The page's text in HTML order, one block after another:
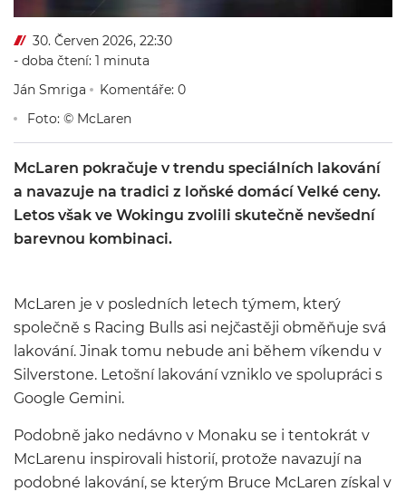
30. Červen 2026, 22:30
- doba čtení: 1 minuta
Ján Smriga
Komentáře: 0
Foto: © McLaren
McLaren pokračuje v trendu speciálních lakování
a navazuje na tradici z loňské domácí Velké ceny.
Letos však ve Wokingu zvolili skutečně nevšední
barevnou kombinaci.
McLaren je v posledních letech týmem, který
společně s Racing Bulls asi nejčastěji obměňuje svá
lakování. Jinak tomu nebude ani během víkendu v
Silverstone. Letošní lakování vzniklo ve spolupráci s
Google Gemini.
Podobně jako nedávno v Monaku se i tentokrát v
McLarenu inspirovali historií, protože navazují na
podobné lakování, se kterým Bruce McLaren získal v